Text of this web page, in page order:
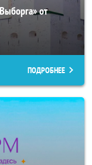
от
ПОДРОБНЕЕ